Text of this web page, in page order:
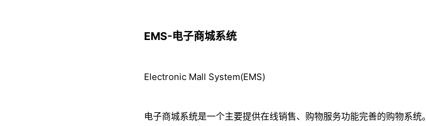
EMS-电子商城系统
Electronic Mall System(EMS)
电子商城系统是一个主要提供在线销售、购物服务功能完善的购物系统。